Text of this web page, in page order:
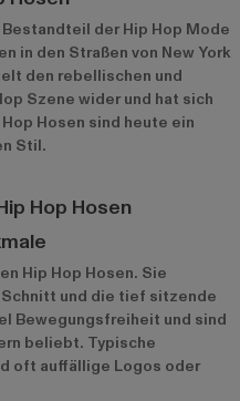
der Hip Hop Mode
in den Straßen von New York
den rebellischen und
Szene wider und hat sich
Hosen sind heute ein
Stil.
Hop Hosen
Hip Hop Hosen. Sie
und die tief sitzende
Bewegungsfreiheit und sind
beliebt. Typische
oft auffällige Logos oder